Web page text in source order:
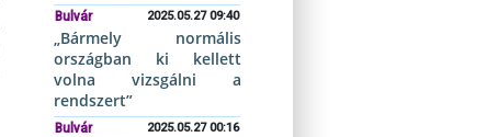
Bulvár 2025.05.27 09:40
„Bármely normális
országban ki kellett
volna vizsgálni a
rendszert”
Bulvár 2025.05.27 00:16